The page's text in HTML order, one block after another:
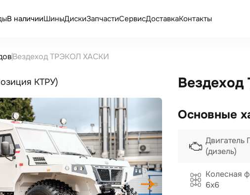
В наличииШиныДискиЗапчастиСервисДоставкаКонтакты
Вездеход ТРЭКОЛ ХАСКИ
КТРУ)
Основные
Двигатель
(дизель)
Колесная
6x6